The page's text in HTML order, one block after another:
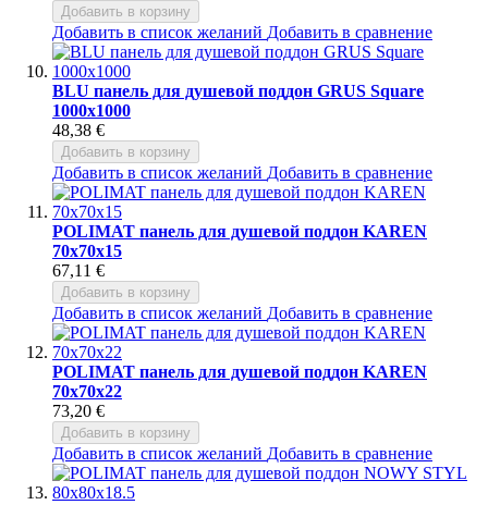
Добавить в корзину
Добавить в список желаний Добавить в сравнение
BLU панель для душевой поддон GRUS Square
1000x1000
48,38 €
Добавить в корзину
Добавить в список желаний Добавить в сравнение
POLIMAT панель для душевой поддон KAREN
70x70x15
67,11 €
Добавить в корзину
Добавить в список желаний Добавить в сравнение
POLIMAT панель для душевой поддон KAREN
70x70x22
73,20 €
Добавить в корзину
Добавить в список желаний Добавить в сравнение